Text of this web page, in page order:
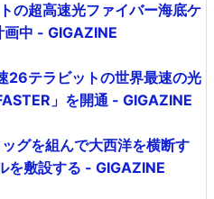
の超高速光ファイバー海底ケ
中 - GIGAZINE
テラビットの世界最速の光
」を開通 - GIGAZINE
グを組んで大西洋を横断す
を敷設する - GIGAZINE